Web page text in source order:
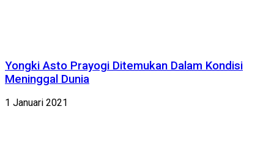
Yongki Asto Prayogi Ditemukan Dalam Kondisi
Meninggal Dunia
1 Januari 2021